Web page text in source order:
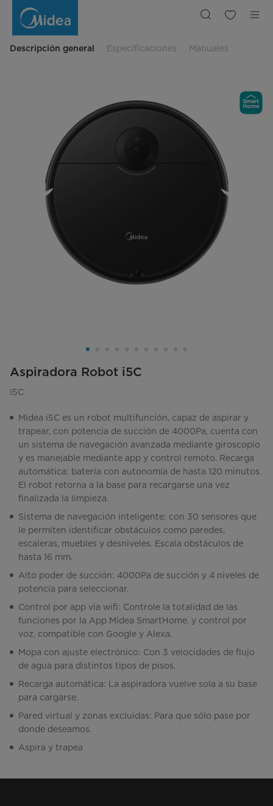
Descripción general Especificaciones Manuales
Aspiradora Robot i5C
I5C
Midea i5C es un robot multifunción, capaz de aspirar y
trapear, con potencia de succión de 4000Pa, cuenta con
un sistema de navegación avanzada mediante giroscopio
y es manejable mediante app y control remoto. Recarga
automática: batería con autonomía de hasta 120 minutos.
El robot retorna a la base para recargarse una vez
finalizada la limpieza.
Sistema de navegación inteligente: con 30 sensores que
le permiten identificar obstáculos como paredes,
escaleras, muebles y desniveles. Escala obstáculos de
hasta 16 mm.
Alto poder de succión: 4000Pa de succión y 4 niveles de
potencia para seleccionar.
Control por app via wifi: Controle la totalidad de las
funciones por la App Midea SmartHome. y control por
voz, compatible con Google y Alexa.
Mopa con ajuste electrónico: Con 3 velocidades de flujo
de agua para distintos tipos de pisos.
Recarga automática: La aspiradora vuelve sola a su base
para cargarse.
Pared virtual y zonas excluidas: Para que sólo pase por
donde deseamos.
Aspira y trapea